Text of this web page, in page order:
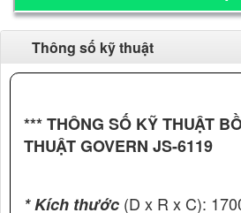
Thông số kỹ thuật
*** THÔNG SỐ KỸ THUẬT
THUẬT GOVERN JS-6119
* Kích thước (D x R x C):